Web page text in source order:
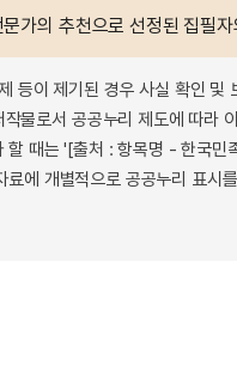
가의 추천으로 선정된 집필
등이 제기된 경우 사실 확인
물로서 공공누리 제도에 따라
할 때는 '[출처 : 항목명 - 한국
에 개별적으로 공공누리 표시